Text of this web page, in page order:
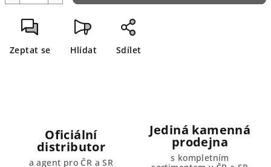
Zeptat se Hlídat Sdílet
Oficiální
distributor
a agent pro ČR a SR
Jediná kamenná
prodejna
s kompletním